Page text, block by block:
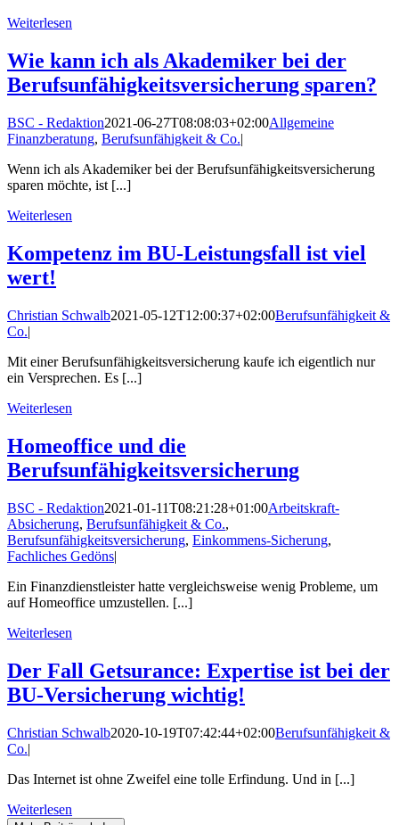
Weiterlesen
Wie kann ich als Akademiker bei der
Berufsunfähigkeitsversicherung sparen?
BSC - Redaktion2021-06-27T08:08:03+02:00Allgemeine
Finanzberatung, Berufsunfähigkeit & Co.|
Wenn ich als Akademiker bei der Berufsunfähigkeitsversicherung
sparen möchte, ist [...]
Weiterlesen
Kompetenz im BU-Leistungsfall ist viel
wert!
Christian Schwalb2021-05-12T12:00:37+02:00Berufsunfähigkeit &
Co.|
Mit einer Berufsunfähigkeitsversicherung kaufe ich eigentlich nur
ein Versprechen. Es [...]
Weiterlesen
Homeoffice und die
Berufsunfähigkeitsversicherung
BSC - Redaktion2021-01-11T08:21:28+01:00Arbeitskraft-
Absicherung, Berufsunfähigkeit & Co.,
Berufsunfähigkeitsversicherung, Einkommens-Sicherung,
Fachliches Gedöns|
Ein Finanzdienstleister hatte vergleichsweise wenig Probleme, um
auf Homeoffice umzustellen. [...]
Weiterlesen
Der Fall Getsurance: Expertise ist bei der
BU-Versicherung wichtig!
Christian Schwalb2020-10-19T07:42:44+02:00Berufsunfähigkeit &
Co.|
Das Internet ist ohne Zweifel eine tolle Erfindung. Und in [...]
Weiterlesen